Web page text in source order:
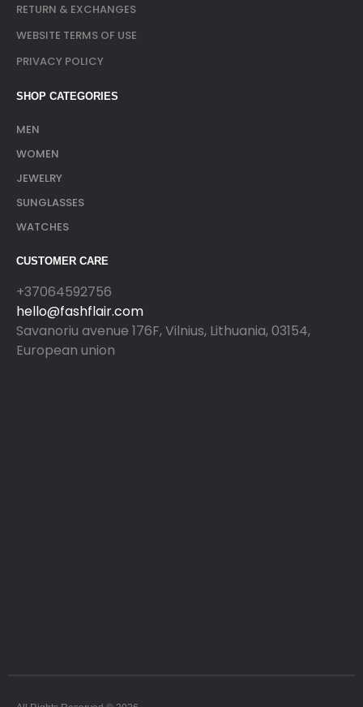
RETURN & EXCHANGES
WEBSITE TERMS OF USE
PRIVACY POLICY
SHOP CATEGORIES
MEN
WOMEN
JEWELRY
SUNGLASSES
WATCHES
CUSTOMER CARE
+37064592756
hello@fashflair.com
Savanoriu avenue 176F, Vilnius, Lithuania, 03154,
European union